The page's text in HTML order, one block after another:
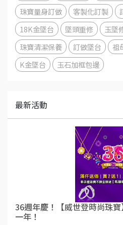
珠寶量身訂做
客製化訂製
18K金墜台
墜頭重修 玉墜
珠寶清潔保養
訂做墜台 祖
K金墜台
玉石加框包邊
最新活動
36週年慶！【威世登時尚珠
一年！